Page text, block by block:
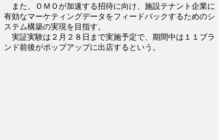
また、ＯＭＯが加速する招待に向け、施設テナント企業に
有効なマーケティングデータをフィードバックするためのシ
ステム構築の実現を目指す。
実証実験は２月２８日まで実施予定で、期間中は１１ブラ
ンド前後がポップアップに出店するという。